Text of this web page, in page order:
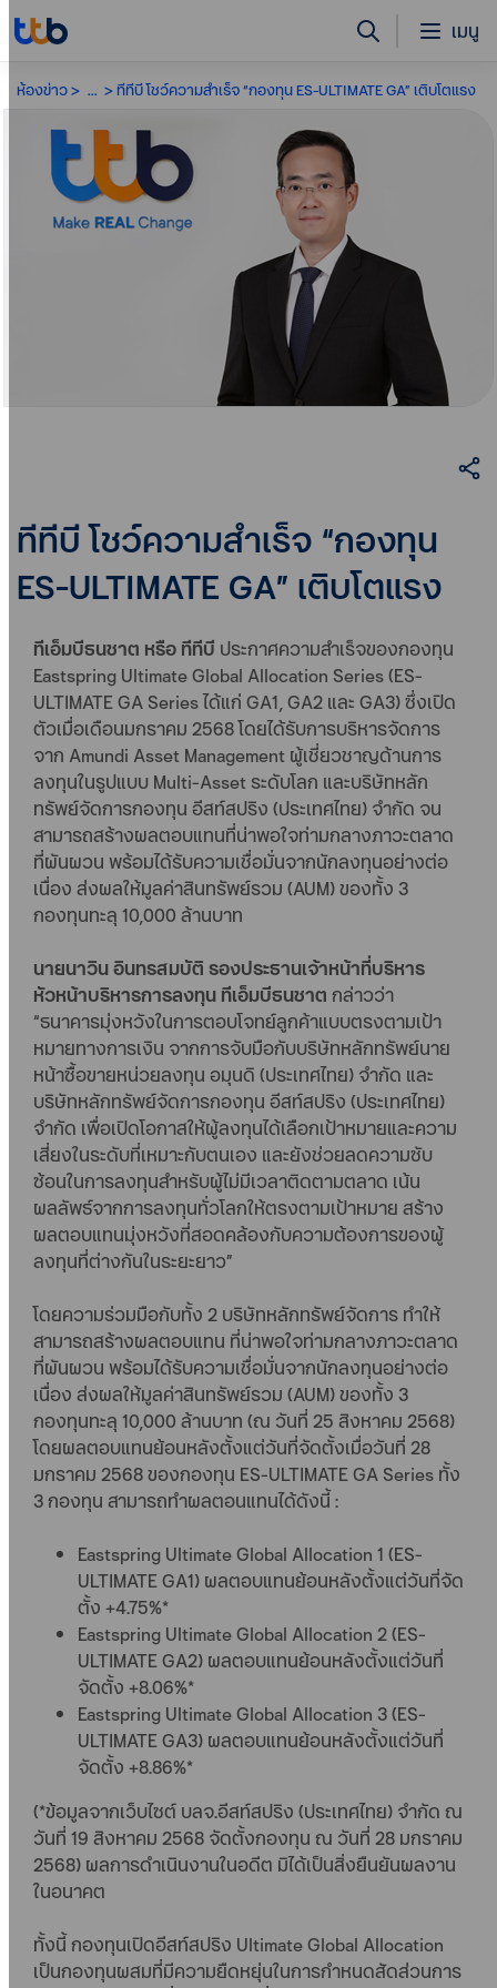
เมนู
ห้องข่าว ... ทีทีบี โชว์ความสำเร็จ “กองทุน ES-ULTIMATE GA” เติบโตแรง
ทีทีบี โชว์ความสำเร็จ “กองทุน
ES-ULTIMATE GA” เติบโตแรง
ทีเอ็มบีธนชาต หรือ ทีทีบี ประกาศความสำเร็จของกองทุน
Eastspring Ultimate Global Allocation Series (ES-
ULTIMATE GA Series ได้แก่ GA1, GA2 และ GA3) ซึ่งเปิด
ตัวเมื่อเดือนมกราคม 2568 โดยได้รับการบริหารจัดการ
จาก Amundi Asset Management ผู้เชี่ยวชาญด้านการ
ลงทุนในรูปแบบ Multi-Asset ระดับโลก และบริษัทหลัก
ทรัพย์จัดการกองทุน อีสท์สปริง (ประเทศไทย) จำกัด จน
สามารถสร้างผลตอบแทนที่น่าพอใจท่ามกลางภาวะตลาด
ที่ผันผวน พร้อมได้รับความเชื่อมั่นจากนักลงทุนอย่างต่อ
เนื่อง ส่งผลให้มูลค่าสินทรัพย์รวม (AUM) ของทั้ง 3
กองทุนทะลุ 10,000 ล้านบาท
นายนาวิน อินทรสมบัติ รองประธานเจ้าหน้าที่บริหาร
หัวหน้าบริหารการลงทุน ทีเอ็มบีธนชาต กล่าวว่า
“ธนาคารมุ่งหวังในการตอบโจทย์ลูกค้าแบบตรงตามเป้า
หมายทางการเงิน จากการจับมือกับบริษัทหลักทรัพย์นาย
หน้าซื้อขายหน่วยลงทุน อมุนดิ (ประเทศไทย) จำกัด และ
บริษัทหลักทรัพย์จัดการกองทุน อีสท์สปริง (ประเทศไทย)
จำกัด เพื่อเปิดโอกาสให้ผู้ลงทุนได้เลือกเป้าหมายและความ
เสี่ยงในระดับที่เหมาะกับตนเอง และยังช่วยลดความซับ
ซ้อนในการลงทุนสำหรับผู้ไม่มีเวลาติดตามตลาด เน้น
ผลลัพธ์จากการลงทุนทั่วโลกให้ตรงตามเป้าหมาย สร้าง
ผลตอบแทนมุ่งหวังที่สอดคล้องกับความต้องการของผู้
ลงทุนที่ต่างกันในระยะยาว”
โดยความร่วมมือกับทั้ง 2 บริษัทหลักทรัพย์จัดการ ทำให้
สามารถสร้างผลตอบแทน ที่น่าพอใจท่ามกลางภาวะตลาด
ที่ผันผวน พร้อมได้รับความเชื่อมั่นจากนักลงทุนอย่างต่อ
เนื่อง ส่งผลให้มูลค่าสินทรัพย์รวม (AUM) ของทั้ง 3
กองทุนทะลุ 10,000 ล้านบาท (ณ วันที่ 25 สิงหาคม 2568)
โดยผลตอบแทนย้อนหลังตั้งแต่วันที่จัดตั้งเมื่อวันที่ 28
มกราคม 2568 ของกองทุน ES-ULTIMATE GA Series ทั้ง
3 กองทุน สามารถทำผลตอนแทนได้ดังนี้ :
Eastspring Ultimate Global Allocation 1 (ES-
ULTIMATE GA1) ผลตอบแทนย้อนหลังตั้งแต่วันที่จัด
ตั้ง +4.75%*
Eastspring Ultimate Global Allocation 2 (ES-
ULTIMATE GA2) ผลตอบแทนย้อนหลังตั้งแต่วันที่
จัดตั้ง +8.06%*
Eastspring Ultimate Global Allocation 3 (ES-
ULTIMATE GA3) ผลตอบแทนย้อนหลังตั้งแต่วันที่
จัดตั้ง +8.86%*
(*ข้อมูลจากเว็บไซต์ บลจ.อีสท์สปริง (ประเทศไทย) จำกัด ณ
วันที่ 19 สิงหาคม 2568 จัดตั้งกองทุน ณ วันที่ 28 มกราคม
2568) ผลการดำเนินงานในอดีต มิได้เป็นสิ่งยืนยันผลงาน
ในอนาคต
ทั้งนี้ กองทุนเปิดอีสท์สปริง Ultimate Global Allocation
เป็นกองทุนผสมที่มีความยืดหยุ่นในการกำหนดสัดส่วนการ